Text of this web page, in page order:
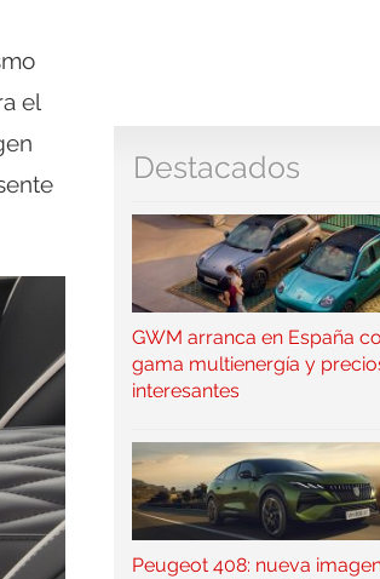
el
Destacados
GWM arranca en España
gama multienergía y
interesantes
Peugeot 408: nueva